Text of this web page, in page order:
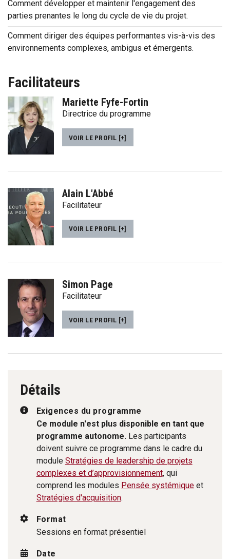
Comment développer et maintenir l'engagement des
parties prenantes le long du cycle de vie du projet.
Comment diriger des équipes performantes vis-à-vis des
environnements complexes, ambigus et émergents.
Facilitateurs
Mariette Fyfe-Fortin
Directrice du programme
VOIR LE PROFIL [+]
Alain L'Abbé
Facilitateur
VOIR LE PROFIL [+]
Simon Page
Facilitateur
VOIR LE PROFIL [+]
Détails
Exigences du programme
Ce module n'est plus disponible en tant que
programme autonome.Les participants
doivent suivre ce programme dans le cadre du
module Stratégies de leadership de projets
complexes et d’approvisionnement, qui
comprend les modules Pensée systémiqueet
Stratégies d'acquisition.
Format
Sessions en format présentiel
Date